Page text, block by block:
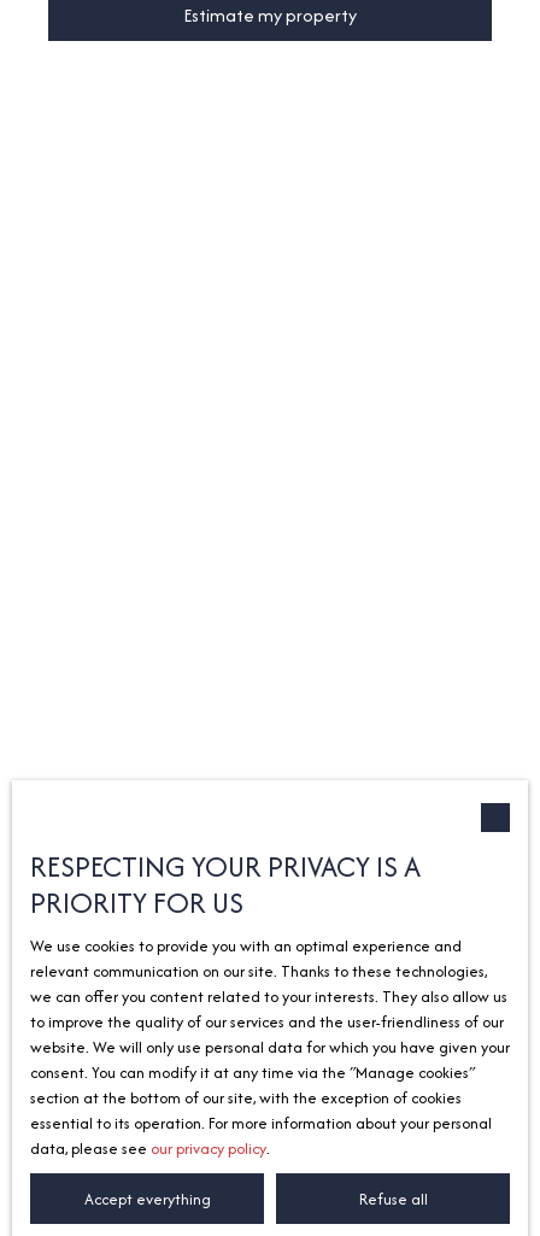
Estimate my property
RESPECTING YOUR PRIVACY IS A
PRIORITY FOR US
We use cookies to provide you with an optimal experience and
relevant communication on our site. Thanks to these technologies,
we can offer you content related to your interests. They also allow us
to improve the quality of our services and the user-friendliness of our
website. We will only use personal data for which you have given your
consent. You can modify it at any time via the ″Manage cookies″
section at the bottom of our site, with the exception of cookies
essential to its operation. For more information about your personal
data, please see our privacy policy.
Accept everything Refuse all